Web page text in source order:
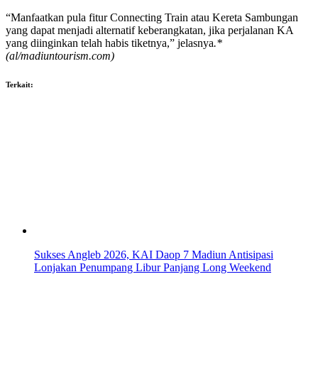
“Manfaatkan pula fitur Connecting Train atau Kereta Sambungan
yang dapat menjadi alternatif keberangkatan, jika perjalanan KA
yang diinginkan telah habis tiketnya,” jelasnya.*
(al/madiuntourism.com)
Terkait:
Sukses Angleb 2026, KAI Daop 7 Madiun Antisipasi
Lonjakan Penumpang Libur Panjang Long Weekend